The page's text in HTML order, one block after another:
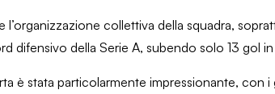
collettiva della squadra,
difensivo della Serie A, subendo solo 13 gol
è stata particolarmente impressionante,